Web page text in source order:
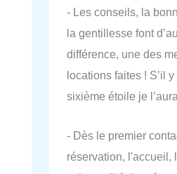
- Les conseils, la
la gentillesse font
différence, une des
locations faites ! S’il
sixième étoile je
- Dès le premier
réservation, l'accueil,